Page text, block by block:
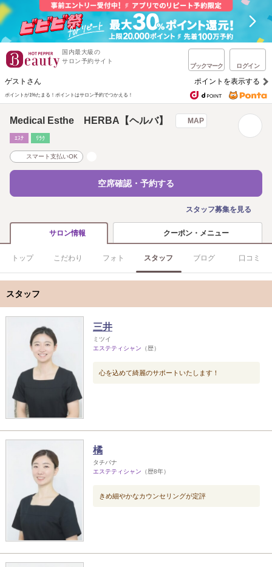
国内最大級の
サロン予約サイト
ブックマーク ログイン
ゲストさん ポイントを表示する
ポイントが1%たまる！ ポイントはサロン予約でつかえる！
Medical Esthe HERBA【ヘルバ】 MAP
ｴｽﾃ ﾘﾗｸ
スマート支払いOK
空席確認・予約する
スタッフ募集を見る
サロン情報 クーポン・メニュー
トップ こだわり フォト スタッフ ブログ 口コミ
スタッフ
三井
ミツイ
エステティシャン （歴）
心を込めて綺麗のサポートいたします！
橘
タチバナ
エステティシャン （歴8年）
きめ細やかなカウンセリングが定評